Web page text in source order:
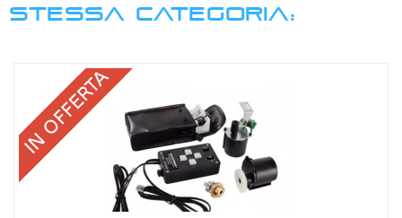
STESSA CATEGORIA: